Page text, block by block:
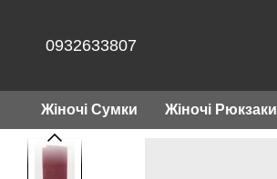
0932633807
Жіночі Сумки Жіночі Рюкзаки